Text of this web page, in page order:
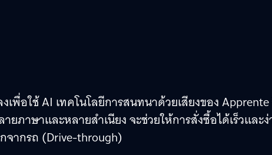
พื่อใช้ AI เทคโนโลยีการสนทนาด้วยเสียงของ Apprente
ยภาษาและหลายสำเนียง จะช่วยให้การสั่งซื้อได้เร็วและ
จากรถ (Drive-through)